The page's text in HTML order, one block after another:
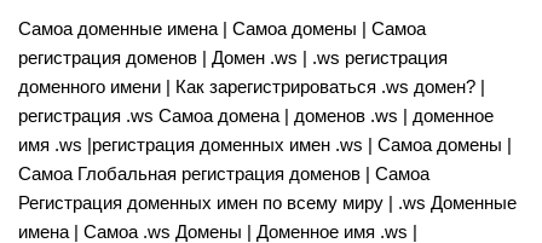
Самоа доменные имена | Самоа домены | Самоа
регистрация доменов | Домен .ws | .ws регистрация
доменного имени | Как зарегистрироваться .ws домен? |
регистрация .ws Самоа домена | доменов .ws | доменное
имя .ws |регистрация доменных имен .ws | Самоа домены |
Самоа Глобальная регистрация доменов | Самоа
Регистрация доменных имен по всему миру | .ws Доменные
имена | Самоа .ws Домены | Доменное имя .ws |